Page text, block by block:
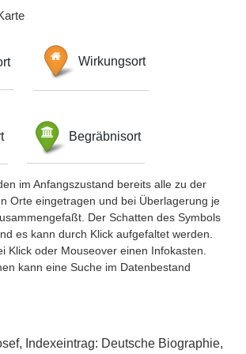
Wirkungsort
Begräbnisort
im Anfangszustand bereits alle zu der
Orte eingetragen und bei Überlagerung je
Der Schatten des Symbols
es kann durch Klick aufgefaltet werden.
Klick oder Mouseover einen Infokasten.
kann eine Suche im Datenbestand
Indexeintrag: Deutsche Biographie,